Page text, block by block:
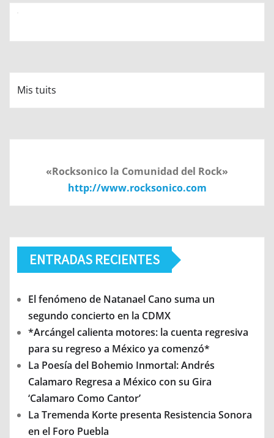
Mis tuits
«Rocksonico la Comunidad del Rock»
http://www.rocksonico.com
ENTRADAS RECIENTES
El fenómeno de Natanael Cano suma un
segundo concierto en la CDMX
*Arcángel calienta motores: la cuenta regresiva
para su regreso a México ya comenzó*
La Poesía del Bohemio Inmortal: Andrés
Calamaro Regresa a México con su Gira
‘Calamaro Como Cantor’
La Tremenda Korte presenta Resistencia Sonora
en el Foro Puebla